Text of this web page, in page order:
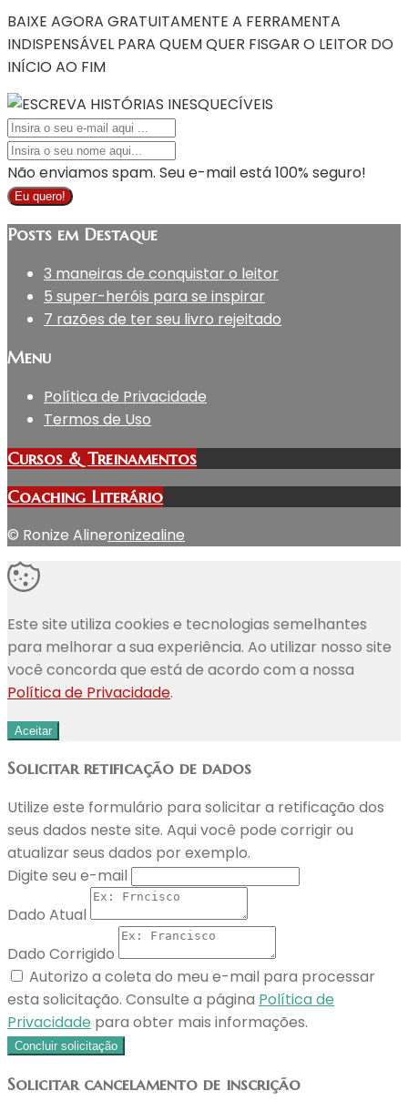
BAIXE AGORA GRATUITAMENTE A FERRAMENTA
INDISPENSÁVEL PARA QUEM QUER FISGAR O LEITOR DO
INÍCIO AO FIM
Não enviamos spam. Seu e-mail está 100% seguro!
Eu quero!
Posts em Destaque
3 maneiras de conquistar o leitor
5 super-heróis para se inspirar
7 razões de ter seu livro rejeitado
Menu
Política de Privacidade
Termos de Uso
Cursos & Treinamentos
Coaching Literário
© Ronize Alineronizealine
Este site utiliza cookies e tecnologias semelhantes
para melhorar a sua experiência. Ao utilizar nosso site
você concorda que está de acordo com a nossa
Política de Privacidade.
Aceitar
Solicitar retificação de dados
Utilize este formulário para solicitar a retificação dos
seus dados neste site. Aqui você pode corrigir ou
atualizar seus dados por exemplo.
Digite seu e-mail
Dado Atual
Dado Corrigido
Autorizo a coleta do meu e-mail para processar
esta solicitação. Consulte a página Política de
Privacidade para obter mais informações.
Concluir solicitação
Solicitar cancelamento de inscrição